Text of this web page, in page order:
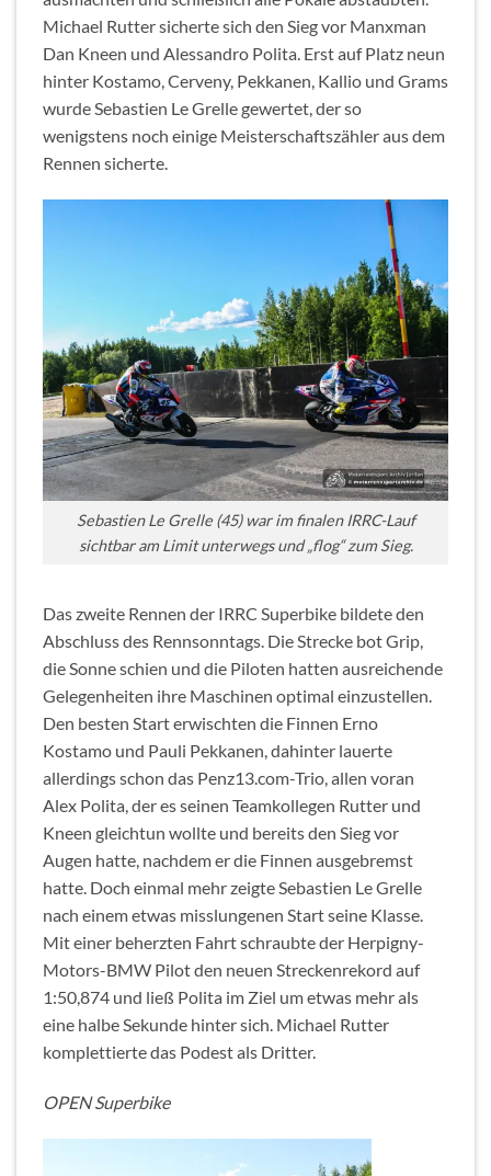
Michael Rutter sicherte sich den Sieg vor Manxman
Dan Kneen und Alessandro Polita. Erst auf Platz neun
hinter Kostamo, Cerveny, Pekkanen, Kallio und Grams
wurde Sebastien Le Grelle gewertet, der so
wenigstens noch einige Meisterschaftszähler aus dem
Rennen sicherte.
Sebastien Le Grelle (45) war im finalen IRRC-Lauf
sichtbar am Limit unterwegs und „flog“ zum Sieg.
Das zweite Rennen der IRRC Superbike bildete den
Abschluss des Rennsonntags. Die Strecke bot Grip,
die Sonne schien und die Piloten hatten ausreichende
Gelegenheiten ihre Maschinen optimal einzustellen.
Den besten Start erwischten die Finnen Erno
Kostamo und Pauli Pekkanen, dahinter lauerte
allerdings schon das Penz13.com-Trio, allen voran
Alex Polita, der es seinen Teamkollegen Rutter und
Kneen gleichtun wollte und bereits den Sieg vor
Augen hatte, nachdem er die Finnen ausgebremst
hatte. Doch einmal mehr zeigte Sebastien Le Grelle
nach einem etwas misslungenen Start seine Klasse.
Mit einer beherzten Fahrt schraubte der Herpigny-
Motors-BMW Pilot den neuen Streckenrekord auf
1:50,874 und ließ Polita im Ziel um etwas mehr als
eine halbe Sekunde hinter sich. Michael Rutter
komplettierte das Podest als Dritter.
OPEN Superbike